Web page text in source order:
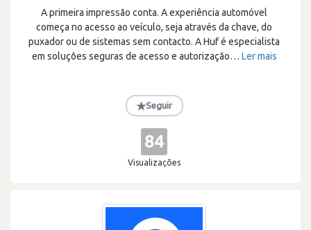
A primeira impressão conta. A experiência automóvel
começa no acesso ao veículo, seja através da chave, do
puxador ou de sistemas sem contacto. A Huf é especialista
em soluções seguras de acesso e autorização… Ler mais
★Seguir
84
Visualizações